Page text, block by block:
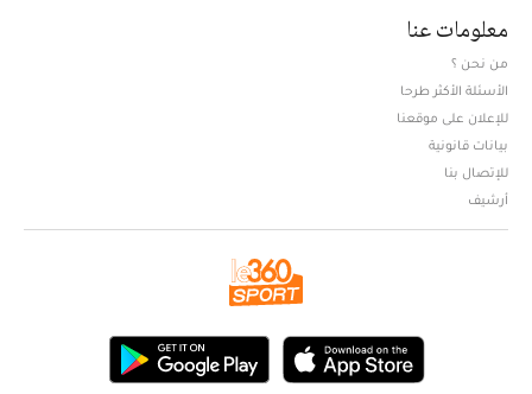
معلومات عنا
من نحن ؟
الأسئلة الأكثر طرحا
للإعلان على موقعنا
بيانات قانونية
للإتصال بنا
أرشيف